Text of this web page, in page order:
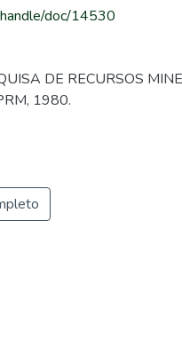
doc/14530
DE RECURSOS
1980.